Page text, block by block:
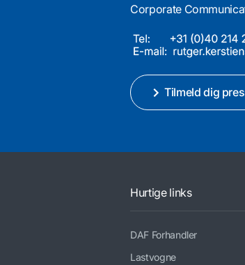
Corporate
Tilmeld dig
Hurtige links
DAF Forhandler
Lastvogne